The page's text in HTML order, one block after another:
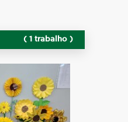
( 1 trabalho )